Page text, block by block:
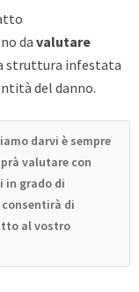
da valutare
struttura infestata
del danno.
darvi è sempre
valutare con
in grado di
di
al vostro